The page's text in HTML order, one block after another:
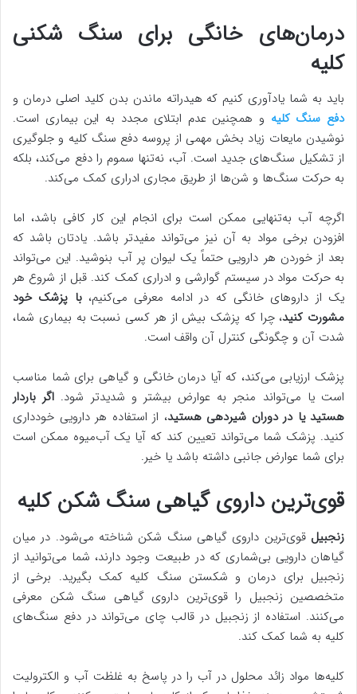
درمان‌های خانگی برای سنگ شکنی
کلیه
باید به شما یادآوری کنیم که هیدراته ماندن بدن کلید اصلی درمان و
دفع سنگ کلیه و همچنین عدم ابتلای مجدد به این بیماری است.
نوشیدن مایعات زیاد بخش مهمی از پروسه دفع سنگ کلیه و جلوگیری
از تشکیل سنگ‌های جدید است. آب، نه‌تنها سموم را دفع می‌کند، بلکه
به حرکت سنگ‌ها و شن‌ها از طریق مجاری ادراری کمک می‌کند.
اگرچه آب به‌تنهایی ممکن است برای انجام این کار کافی باشد، اما
افزودن برخی مواد به آن نیز می‌تواند مفیدتر باشد. یادتان باشد که
بعد از خوردن هر دارویی حتماً یک لیوان پر آب بنوشید. این می‌تواند
به حرکت مواد در سیستم گوارشی و ادراری کمک کند. قبل از شروع هر
یک از داروهای خانگی که در ادامه معرفی می‌کنیم، با پزشک خود
مشورت کنید، چرا که پزشک بیش از هر کسی نسبت به بیماری شما،
شدت آن و چگونگی کنترل آن واقف است.
پزشک ارزیابی می‌کند، که آیا درمان خانگی و گیاهی برای شما مناسب
است یا می‌تواند منجر به عوارض بیشتر و شدیدتر شود. اگر باردار
هستید یا در دوران شیردهی هستید، از استفاده هر دارویی خودداری
کنید. پزشک شما می‌تواند تعیین کند که آیا یک آب‌میوه ممکن است
برای شما عوارض جانبی داشته باشد یا خیر.
قوی‌ترین داروی گیاهی سنگ شکن کلیه
زنجبیل قوی‌ترین داروی گیاهی سنگ شکن شناخته می‌شود. در میان
گیاهان دارویی بی‌شماری که در طبیعت وجود دارند، شما می‌توانید از
زنجبیل برای درمان و شکستن سنگ کلیه کمک بگیرید. برخی از
متخصصین زنجبیل را قوی‌ترین داروی گیاهی سنگ شکن معرفی
می‌کنند. استفاده از زنجبیل در قالب چای می‌تواند در دفع سنگ‌های
کلیه به شما کمک کند.
کلیه‌ها مواد زائد محلول در آب را در پاسخ به غلظت آب و الکترولیت